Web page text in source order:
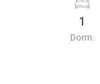
Martinelli
39m² de
ar-
1
Dorm.